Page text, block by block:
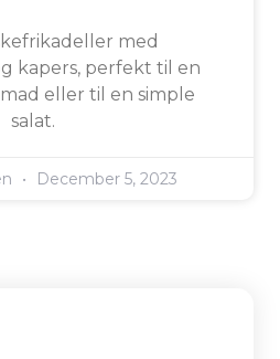
med
kapers, perfekt til en
eller til en simple
salat.
December 5, 2023